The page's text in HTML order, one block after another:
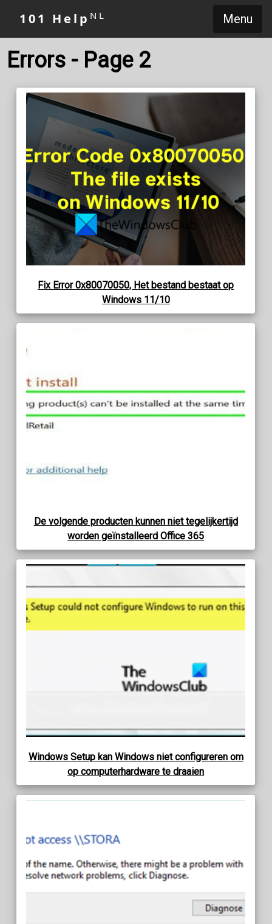
Menu
101 Help NL
Errors - Page 2
Fix Error 0x80070050, Het bestand bestaat op
Windows 11/10
De volgende producten kunnen niet tegelijkertijd
worden geïnstalleerd Office 365
Windows Setup kan Windows niet configureren om
op computerhardware te draaien